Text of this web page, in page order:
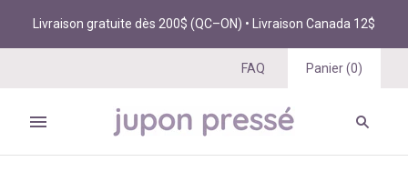
Livraison gratuite dès 200$ (QC–ON) • Livraison Canada 12$
FAQ Panier(0)